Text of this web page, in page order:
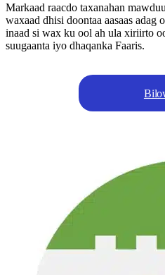
Markaad raacdo taxanahan
waxaad dhisi doontaa aasaas adag
inaad si wax ku ool ah ula xiriirto
suugaanta iyo dhaqanka Faaris.